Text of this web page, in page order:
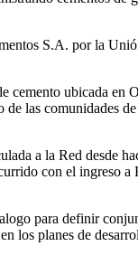
S.A. por la
ubicada en
las comunidades
a la Red desde
con el ingreso
para definir
los planes de